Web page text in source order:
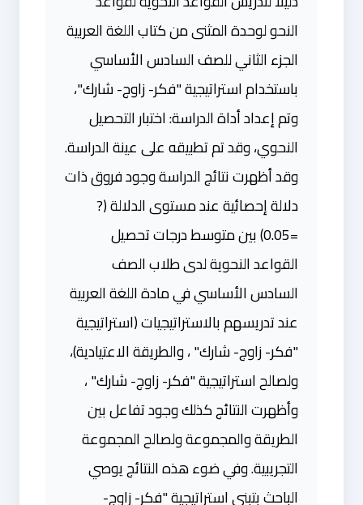
النحو لوحدة المثنى من كتاب اللغة العربية
الجزء الثاني للصف السادس الأساسي
باستخدام استراتيجية "فكر- زاوج- شارك"،
وتم إعداد أداة الدراسة: اختبار التحصيل
النحوي، وقد تم تطبيقه على عينة الدراسة.
وقد أظهرت نتائج الدراسة وجود فروق ذات
دلالة إحصائية عند مستوى الدلالة (?
=0.05) بين متوسط درجات تحصيل
القواعد النحوية لدى طلاب الصف
السادس الأساسي في مادة اللغة العربية
عند تدريسهم بالاستراتيجيات (استراتيجية
"فكر- زاوج- شارك" ، والطريقة الاعتيادية)،
ولصالح استراتيجية "فكر- زاوج- شارك" ،
وأظهرت النتائج كذلك وجود تفاعل بين
الطريقة والمجموعة ولصالح المجموعة
التجريبية. وفي ضوء هذه النتائج يوصي
الباحث بتبني استراتيجية "فكر- زاوج-